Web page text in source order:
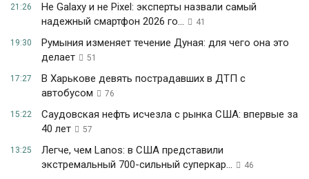
21:26
Не Galaxy и не Pixel: эксперты назвали самый
надежный смартфон 2026 го...
41
19:30
Румыния изменяет течение Дуная: для чего она это
делает
51
17:27
В Харькове девять пострадавших в ДТП с
автобусом
76
15:22
Саудовская нефть исчезла с рынка США: впервые за
40 лет
57
13:25
Легче, чем Lanos: в США представили
экстремальный 700-сильный суперкар...
46